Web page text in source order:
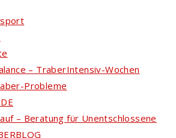
– TraberIntensiv-Wochen
Probleme
– Beratung für Unentschlossene